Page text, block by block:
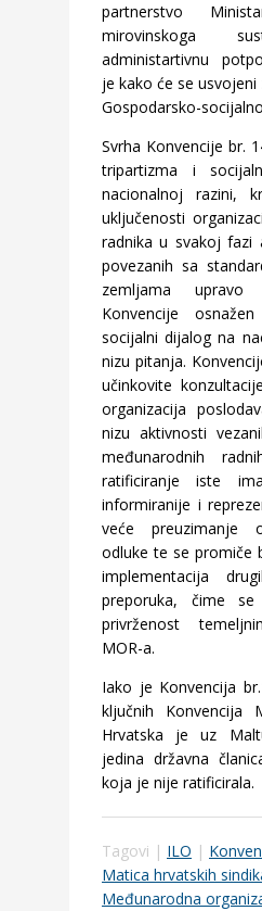
partnerstvo
mirovinskoga
administartivnu
je kako će se
Gospodarsko-
Svrha Konvencije br.
tripartizma i
nacionalnoj razini,
uključenosti
radnika u svakoj fazi
povezanih sa
zemljama
Konvencije
socijalni dijalog na
nizu pitanja.
učinkovite
organizacija
nizu aktivnosti
međunarodnih
ratificiranje iste
informiranije i
veće preuzimanje
odluke te se promiče
implementacija
preporuka, čime
privrženost
MOR-a.
Iako je Konvencija
ključnih Konvencija
Hrvatska je uz
jedina državna
koja je nije ratificirala.
Tagovi | ILO |
Matica hrvatskih
Međunarodna